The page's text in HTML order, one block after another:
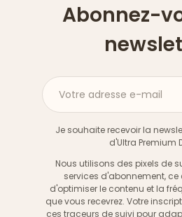
Abonnez-
Votre adresse e-mail
Je souhaite recevoir la
d'Ultra Premium
Nous utilisons des pixels de
services d'abonnement,
d'optimiser le contenu et la
que vous recevrez. Votre
ces traceurs de suivi pour